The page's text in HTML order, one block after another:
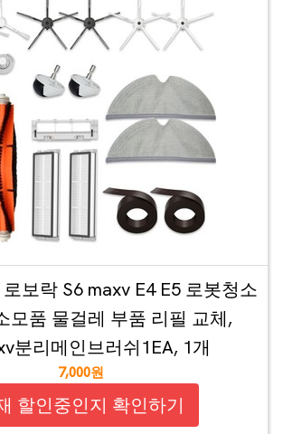
보락 S6 maxv E4 E5 로봇청소
모품 물걸레 부품 리필 교체,
분리메인브러쉬1EA, 1개
7,000원
할인중인지 확인하기